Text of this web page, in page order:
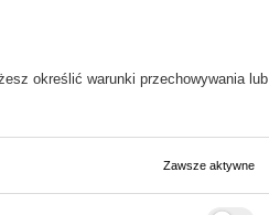
określić warunki przechowywania lub
Zawsze aktywne